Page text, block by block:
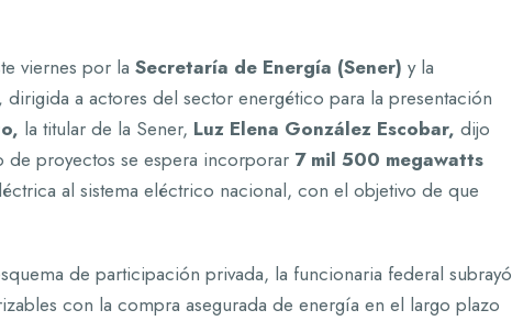
viernes por la Secretaría de Energía (Sener) y la
dirigida a actores del sector energético para la presentación
la titular de la Sener, Luz Elena González Escobar, dijo
de proyectos se espera incorporar 7 mil 500 megawatts
al sistema eléctrico nacional, con el objetivo de que
de participación privada, la funcionaria federal subrayó
con la compra asegurada de energía en el largo plazo